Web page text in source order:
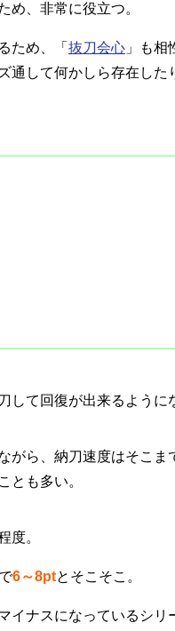
め、非常に役立つ。
ため、「 抜刀会心 」も相
通して何かしら存在した
して回復が出来るように
がら、納刀速度はそこま
とも多い。
度。
6～8ptとそこそこ。
イナスになっているシリ